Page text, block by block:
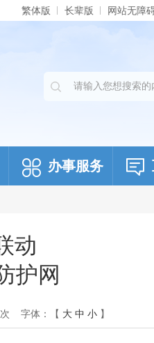
繁体版 长辈版 网站无障
办事服务
动
护网
次 字体：【 大 中 小 】